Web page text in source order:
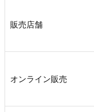
販売店舗
オンライン販売